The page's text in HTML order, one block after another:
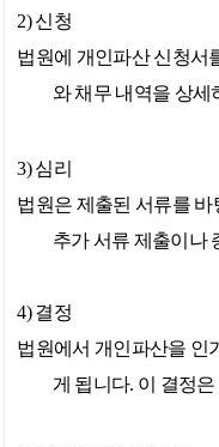
2)신청
법원에 개인파산 신청서
와 채무 내역을 상세
3)심리
법원은 제출된 서류를
추가 서류 제출이나
4)결정
법원에서 개인파산을 인
게 됩니다. 이 결정